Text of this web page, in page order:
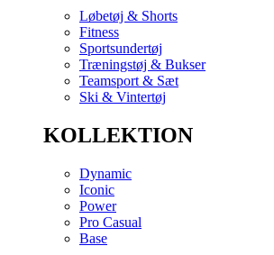
Løbetøj & Shorts
Fitness
Sportsundertøj
Træningstøj & Bukser
Teamsport & Sæt
Ski & Vintertøj
KOLLEKTION
Dynamic
Iconic
Power
Pro Casual
Base